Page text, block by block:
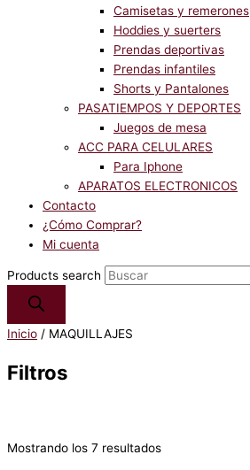
Camisetas y remerones
Hoddies y suerters
Prendas deportivas
Prendas infantiles
Shorts y Pantalones
PASATIEMPOS Y DEPORTES
Juegos de mesa
ACC PARA CELULARES
Para Iphone
APARATOS ELECTRONICOS
Contacto
¿Cómo Comprar?
Mi cuenta
Products search
Inicio / MAQUILLAJES
Filtros
Mostrando los 7 resultados